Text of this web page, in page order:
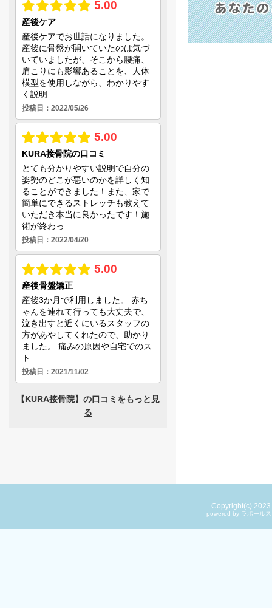
Copyright(c) 2023
powered by ラポール